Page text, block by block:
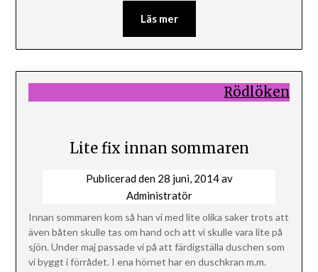
Läs mer
Rödlöken
Lite fix innan sommaren
Publicerad den 28 juni, 2014av
Administratör
Innan sommaren kom så han vi med lite olika saker trots att
även båten skulle tas om hand och att vi skulle vara lite på
sjön. Under maj passade vi på att färdigställa duschen som
vi byggt i förrådet. I ena hörnet har en duschkran m.m.